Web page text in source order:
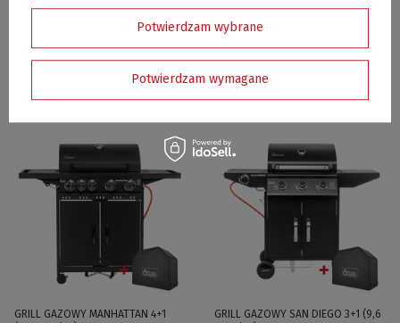
PARASOL GRZEWCZY Z REGULACJĄ
WYSOKOŚCI 8,3 kW - 13700
GRILL GAZOWY BROOKLYN 3+1 (8,4
+2,5 kW) - 19741GB LED
1 399,00 zł
GRILL GAZOWY MANHATTAN 4+1
GRILL GAZOWY SAN DIEGO 3+1 (9,6
Potwierdzam wybrane
Potwierdzam wymagane